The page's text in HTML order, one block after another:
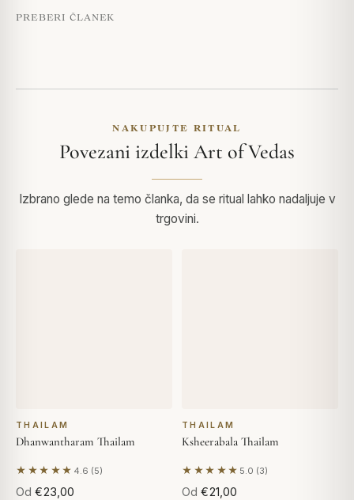
PREBERI ČLANEK
NAKUPUJTE RITUAL
Povezani izdelki Art of Vedas
Izbrano glede na temo članka, da se ritual lahko nadaljuje v
trgovini.
THAILAM
Dhanwantharam Thailam
★★★★★ 4.6 (5)
Na podlagi 5 mnenj
Od €23,00
THAILAM
Ksheerabala Thailam
★★★★★ 5.0 (3)
Na podlagi 3 mnenj
Od €21,00